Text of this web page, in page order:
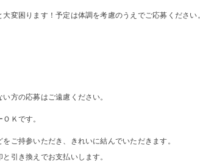
大変困ります！予定は体調を考慮のうえでご応募ください
方の応募はご遠慮ください。
Ｋです。
ご持参いただき、きれいに結んでいただきます。
引き換えでお支払いします。